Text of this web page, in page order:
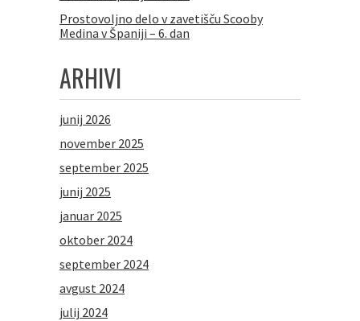
Prostovoljno delo v zavetišču Scooby
Medina v Španiji – 6. dan
ARHIVI
junij 2026
november 2025
september 2025
junij 2025
januar 2025
oktober 2024
september 2024
avgust 2024
julij 2024